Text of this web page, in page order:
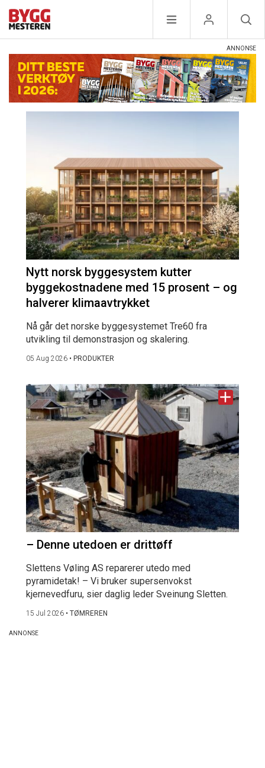
Nytt norsk byggesystem kutter
byggekostnadene med 15 prosent – og
halverer klimaavtrykket
Nå går det norske byggesystemet Tre60 fra
utvikling til demonstrasjon og skalering.
05 Aug 2026 • PRODUKTER
– Denne utedoen er drittøff
Slettens Vøling AS reparerer utedo med
pyramidetak! – Vi bruker supersenvokst
kjernevedfuru, sier daglig leder Sveinung Sletten.
15 Jul 2026 • TØMREREN